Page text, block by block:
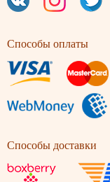
Способы оплаты
Способы доставки